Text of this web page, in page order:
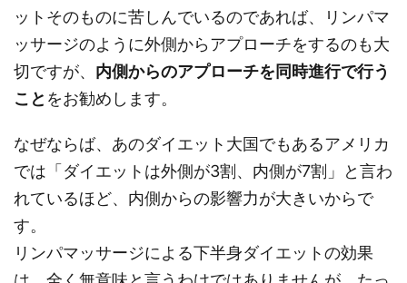
ットそのものに苦しんでいるのであれば、リンパマ
ッサージのように外側からアプローチをするのも大
切ですが、 内側からのアプローチを同時進行で行う
こと をお勧めします。
なぜならば、あのダイエット大国でもあるアメリカ
では「ダイエットは外側が3割、内側が7割」と言わ
れているほど、内側からの影響力が大きいからで
す。
リンパマッサージによる下半身ダイエットの効果